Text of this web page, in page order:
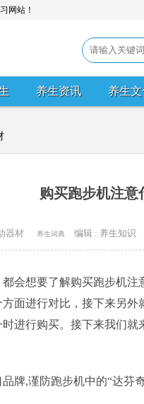
网站！
养生资讯 养生
购买跑步机注意
器材 养生词典 编辑 : 养生知识
都会想要了解购买跑步机
面进行对比，接下来另
进行购买。接下来我们
牌,谨防跑步机中的“达芬